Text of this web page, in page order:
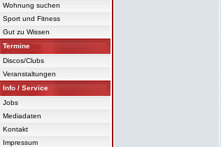
Wohnung suchen
Sport und Fitness
Gut zu Wissen
Termine
Discos/Clubs
Veranstaltungen
Info / Service
Jobs
Mediadaten
Kontakt
Impressum